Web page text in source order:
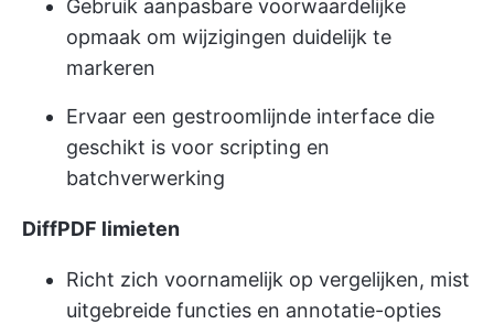
Gebruik aanpasbare voorwaardelijke
opmaak om wijzigingen duidelijk te
markeren
Ervaar een gestroomlijnde interface die
geschikt is voor scripting en
batchverwerking
DiffPDF limieten
Richt zich voornamelijk op vergelijken, mist
uitgebreide functies en annotatie-opties